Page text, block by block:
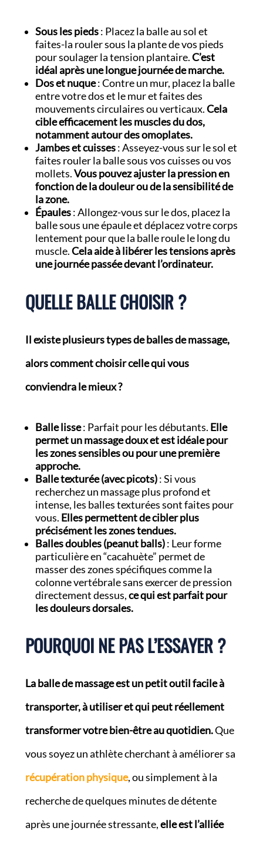
Sous les pieds: Placez la balle au sol et
faites-la rouler sous la plante de vos pieds
pour soulager la tension plantaire.C’est
idéal après une longue journée de marche.
Dos et nuque: Contre un mur, placez la balle
entre votre dos et le mur et faites des
mouvements circulaires ou verticaux.Cela
cible efficacement les muscles du dos,
notamment autour des omoplates.
Jambes et cuisses: Asseyez-vous sur le sol et
faites rouler la balle sous vos cuisses ou vos
mollets.Vous pouvez ajuster la pression en
fonction de la douleur ou de la sensibilité de
la zone.
Épaules: Allongez-vous sur le dos, placez la
balle sous une épaule et déplacez votre corps
lentement pour que la balle roule le long du
muscle.Cela aide à libérer les tensions après
une journée passée devant l’ordinateur.
QUELLE BALLE CHOISIR ?
Il existe plusieurs types de balles de massage,
alors comment choisir celle qui vous
conviendra le mieux ?
Balle lisse: Parfait pour les débutants. Elle
permet un massage doux et est idéale pour
les zones sensibles ou pour une première
approche.
Balle texturée (avec picots): Si vous
recherchez un massage plus profond et
intense, les balles texturées sont faites pour
vous. Elles permettent de cibler plus
précisément les zones tendues.
Balles doubles (peanut balls): Leur forme
particulière en “cacahuète” permet de
masser des zones spécifiques comme la
colonne vertébrale sans exercer de pression
directement dessus,ce qui est parfait pour
les douleurs dorsales.
POURQUOI NE PAS L’ESSAYER ?
La balle de massage est un petit outil facile à
transporter, à utiliser et qui peut réellement
transformer votre bien-être au quotidien.Que
vous soyez un athlète cherchant à améliorer sa
récupération physique, ou simplement à la
recherche de quelques minutes de détente
après une journée stressante,elle est l’alliée